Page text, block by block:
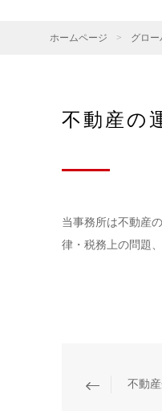
ホームページ > グロー
不動産の
当事務所は不動産
律・税務上の問題
不動